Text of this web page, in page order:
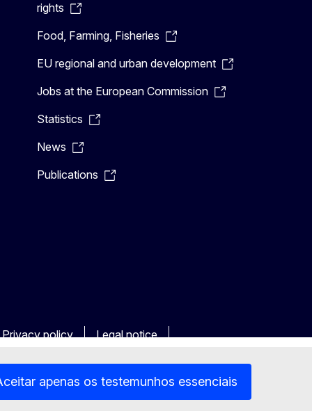
apenas os testemunhos essenciais
rights
Food, Farming, Fisheries
EU regional and urban development
Jobs at the European Commission
Statistics
News
Publications
Privacy policy Legal notice